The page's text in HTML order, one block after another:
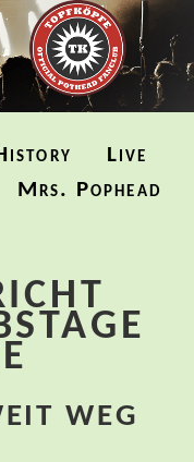
Live
Mrs. Pophead
WEG